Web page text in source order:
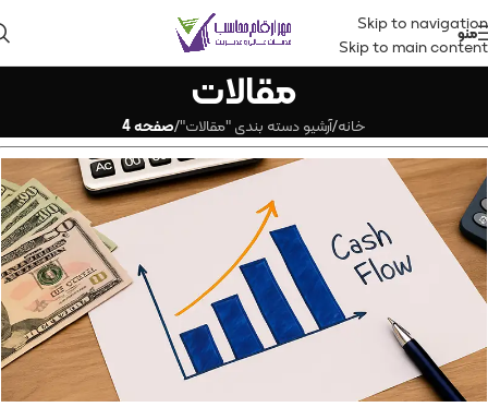
Skip to navigation
Skip to main content
منو
مقالات
خانه/آرشیو دسته بندی "مقالات"/صفحه 4